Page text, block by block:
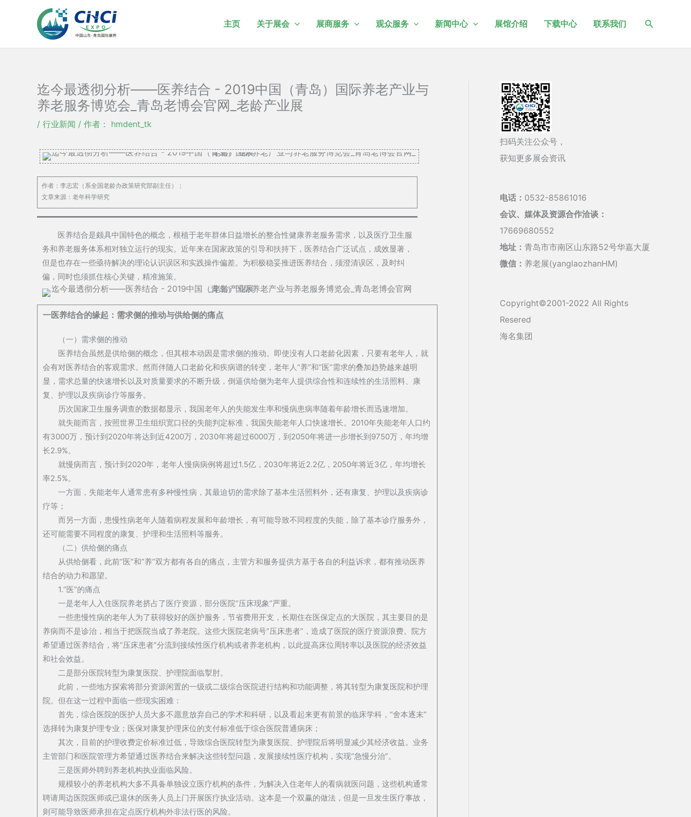
主页 关于展会 展商服务 观众服务 新闻中心 展馆介绍 下载中心 联系我们
搜
迄今最透彻分析——医养结合 - 2019中国（青岛）国际养老产业与
养老服务博览会_青岛老博会官网_老龄产业展
/ 行业新闻 / 作者： hmdent_tk
作者：李志宏（系全国老龄办政策研究部副主任）；
文章来源：老年科学研究
医养结合是颇具中国特色的概念，根植于老年群体日益增长的整合性健康养老服务需求，以及医疗卫生服
务和养老服务体系相对独立运行的现实。近年来在国家政策的引导和扶持下，医养结合广泛试点，成效显著，
但是也存在一些亟待解决的理论认识误区和实践操作偏差。为积极稳妥推进医养结合，须澄清误区，及时纠
偏，同时也须抓住核心关键，精准施策。
一医养结合的缘起：需求侧的推动与供给侧的痛点
（一）需求侧的推动
医养结合虽然是供给侧的概念，但其根本动因是需求侧的推动。即使没有人口老龄化因素，只要有老年人，就
会有对医养结合的客观需求。然而伴随人口老龄化和疾病谱的转变，老年人“养”和“医”需求的叠加趋势越来越明
显，需求总量的快速增长以及对质量要求的不断升级，倒逼供给侧为老年人提供综合性和连续性的生活照料、康
复、护理以及疾病诊疗等服务。
历次国家卫生服务调查的数据都显示，我国老年人的失能发生率和慢病患病率随着年龄增长而迅速增加。
就失能而言，按照世界卫生组织宽口径的失能判定标准，我国失能老年人口快速增长。2010年失能老年人口约
有3000万，预计到2020年将达到近4200万，2030年将超过6000万，到2050年将进一步增长到9750万，年均增
长2.9%。
就慢病而言，预计到2020年，老年人慢病病例将超过1.5亿，2030年将近2.2亿，2050年将近3亿，年均增长
率2.5%。
一方面，失能老年人通常患有多种慢性病，其最迫切的需求除了基本生活照料外，还有康复、护理以及疾病诊
疗等；
而另一方面，患慢性病老年人随着病程发展和年龄增长，有可能导致不同程度的失能，除了基本诊疗服务外，
还可能需要不同程度的康复、护理和生活照料等服务。
（二）供给侧的痛点
从供给侧看，此前“医”和“养”双方都有各自的痛点，主管方和服务提供方基于各自的利益诉求，都有推动医养
结合的动力和愿望。
1.“医”的痛点
一是老年人入住医院养老挤占了医疗资源，部分医院“压床现象”严重。
一些患慢性病的老年人为了获得较好的医护服务，节省费用开支，长期住在医保定点的大医院，其主要目的是
养病而不是诊治，相当于把医院当成了养老院。这些大医院老病号“压床患者”，造成了医院的医疗资源浪费。院方
希望通过医养结合，将“压床患者”分流到接续性医疗机构或者养老机构，以此提高床位周转率以及医院的经济效益
和社会效益。
二是部分医院转型为康复医院、护理院面临掣肘。
此前，一些地方探索将部分资源闲置的一级或二级综合医院进行结构和功能调整，将其转型为康复医院和护理
院。但在这一过程中面临一些现实困难：
首先，综合医院的医护人员大多不愿意放弃自己的学术和科研，以及看起来更有前景的临床学科，“舍本逐末”
选择转为康复护理专业；医保对康复护理床位的支付标准低于综合医院普通病床；
其次，目前的护理收费定价标准过低，导致综合医院转型为康复医院、护理院后将明显减少其经济收益。业务
主管部门和医院管理方希望通过医养结合来解决这些转型问题，发展接续性医疗机构，实现“急慢分治”。
三是医师外聘到养老机构执业面临风险。
规模较小的养老机构大多不具备单独设立医疗机构的条件，为解决入住老年人的看病就医问题，这些机构通常
聘请周边医院医师或已退休的医务人员上门开展医疗执业活动。这本是一个双赢的做法，但是一旦发生医疗事故，
则可能导致医师承担在定点医疗机构外非法行医的风险。
扫码关注公众号，
获知更多展会资讯
电话： 0532-85861016
会议、媒体及资源合作洽谈：
17669680552
地址： 青岛市市南区山东路52号华嘉大厦
微信： 养老展(yanglaozhanHM)
Copyright©2001-2022 All Rights
Resered
海名集团